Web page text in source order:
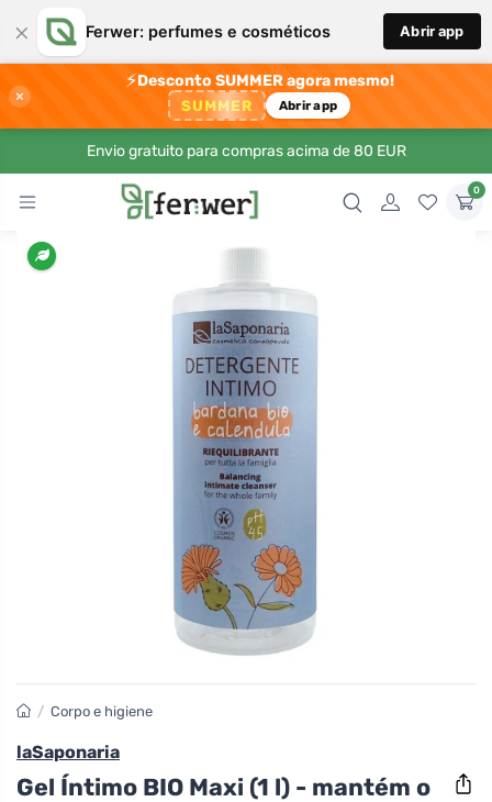
× Ferwer: perfumes e cosméticos Abrir app
×
⚡Desconto SUMMER agora mesmo!
SUMMER Abrir app
Envio gratuito para compras acima de 80 EUR
0
/ Corpo e higiene
laSaponaria
Gel Íntimo BIO Maxi (1 l) - mantém o